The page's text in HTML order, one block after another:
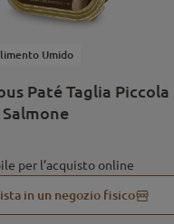
Umido
Paté Taglia Piccola
per l’acquisto online
in un negozio fisico